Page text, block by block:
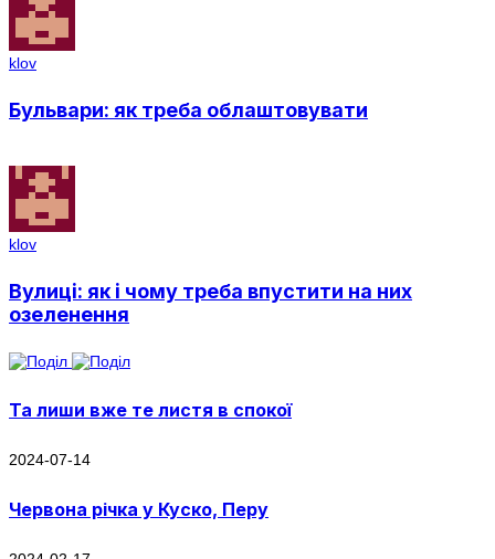
klov
Бульвари: як треба облаштовувати
klov
Вулиці: як і чому треба впустити на них
озеленення
Та лиши вже те листя в спокої
2024-07-14
Червона річка у Куско, Перу